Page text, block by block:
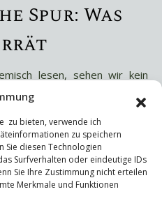
zu bieten, verwende ich
zu speichern
Sie diesen Technologien
Surfverhalten oder eindeutige IDs
Sie Ihre Zustimmung nicht erteilen
Merkmale und Funktionen
Spur: Was
lesen, sehen wir kein
sondern eine kollektive
verlangt, aber
fördern , aber
.